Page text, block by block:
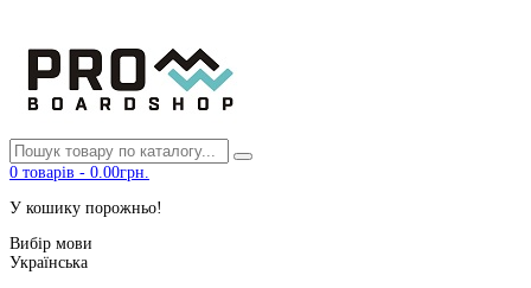
0 товарів - 0.00грн.
У кошику порожньо!
Вибір мови
Українська